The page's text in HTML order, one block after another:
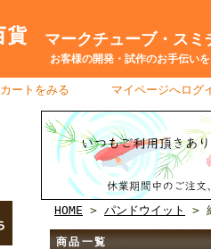
マークチューブ・スミ
お客様の開発・試作のお手伝いを
カートをみる マイページへログ
HOME > パンドウイット >
商品一覧